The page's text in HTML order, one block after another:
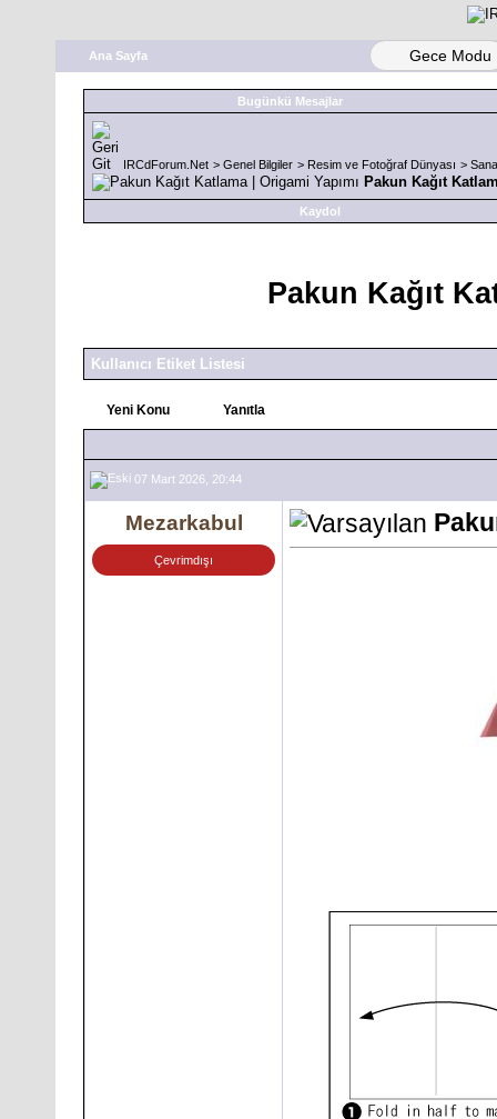
Ana Sayfa Gece Modu
Bugünkü Mesajlar
IRCdForum.Net > Genel Bilgiler > Resim ve Fotoğraf Dünyası >
Pakun Kağıt
Kaydol
Pakun Kağıt
Kullanıcı Etiket Listesi
Yeni Konu Yanıtla
07 Mart 2026, 20:44
Mezarkabul
Çevrimdışı